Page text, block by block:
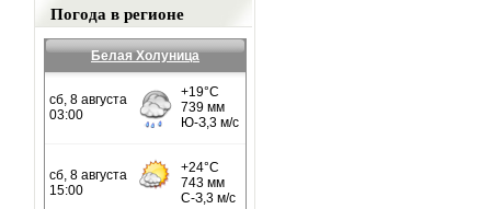
Погода в регионе
Белая Холуница